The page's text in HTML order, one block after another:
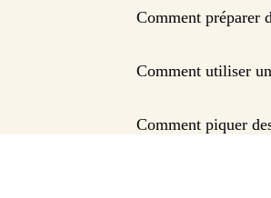
Comment préparer
Comment utiliser
Comment piquer